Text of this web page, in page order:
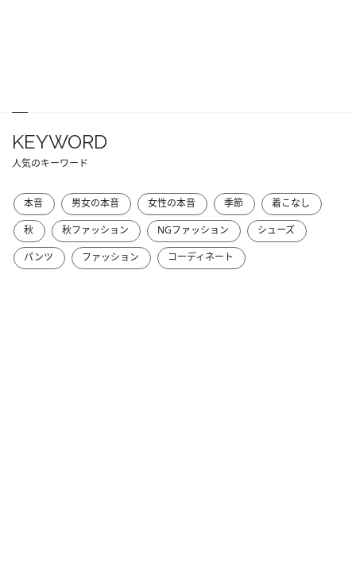
KEYWORD
人気のキーワード
本音 男女の本音 女性の本音 季節
着こなし
秋
秋ファッション NGファッション
シューズ
パンツ
ファッション コーディネート